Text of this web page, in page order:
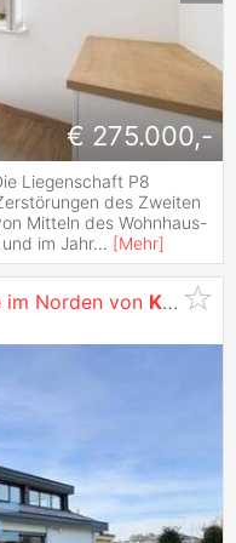
€ 275.000,-
Liegenschaft P8
des Zweiten
Mitteln des Wohnhaus-
im Jahr... [Mehr]
im Norden von Klagenfurt